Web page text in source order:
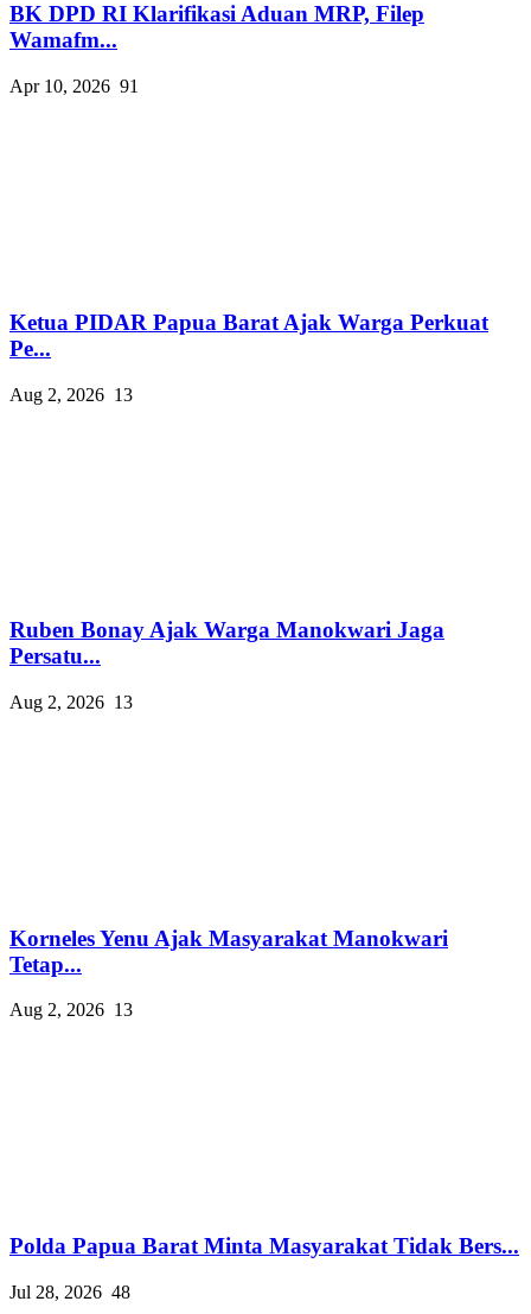
BK DPD RI Klarifikasi Aduan MRP, Filep
Wamafm...
Apr 10, 2026 91
Ketua PIDAR Papua Barat Ajak Warga Perkuat
Pe...
Aug 2, 2026 13
Ruben Bonay Ajak Warga Manokwari Jaga
Persatu...
Aug 2, 2026 13
Korneles Yenu Ajak Masyarakat Manokwari
Tetap...
Aug 2, 2026 13
Polda Papua Barat Minta Masyarakat Tidak Bers...
Jul 28, 2026 48